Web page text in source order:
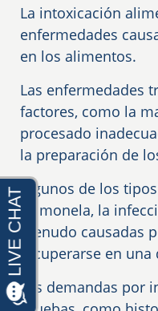
La intoxicación
enfermedades
en los alimentos.
Las enfermedades
factores, como la
procesado
la preparación de
Algunos de los
salmonela, la
menudo causadas
recuperarse en
Las demandas por